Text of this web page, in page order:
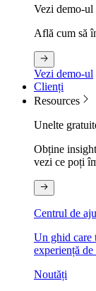
Vezi demo-
Află cum să
Vezi demo-ul
Clienți
Resources
Unelte
Obține
vezi ce poți
Centrul de
Un ghid care
experiență
Noutăți